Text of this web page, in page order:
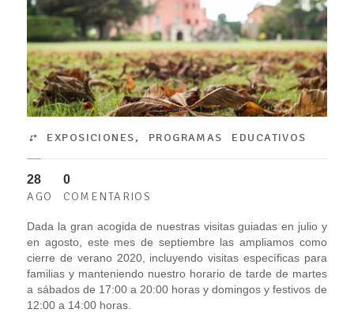
EXPOSICIONES, PROGRAMAS EDUCATIVOS
28
AGO
0
COMENTARIOS
Dada la gran acogida de nuestras visitas guiadas en julio y
en agosto, este mes de septiembre las ampliamos como
cierre de verano 2020, incluyendo visitas específicas para
familias y manteniendo nuestro horario de tarde de martes
a sábados de 17:00 a 20:00 horas y domingos y festivos de
12:00 a 14:00 horas.